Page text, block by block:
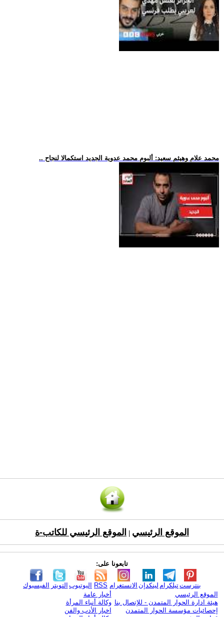
.. محمد علام وهيثم سعيد: ألبوم محمد عدوية الجديد استكمالا لنجاح
الموقع الرئيسي الموقع الرئيسي للكاتب-ة
تابعونا على:
الفيسبوك التويتر اليوتيوب RSS الانستغرام لينكدإن تيلكرامبنترست
الموقع الرئيسي
هيئة ادارة الحوار المتمدن - للإتصال بنا
إحصائيات مؤسسة الحوار المتمدن
أخبار عامة
وكالة أنباء المرأة
اخبار الأدب والفن